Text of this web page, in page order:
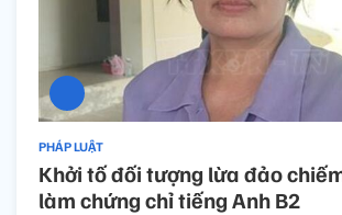
PHÁP LUẬT
Khởi tố đối tượng lừa đảo
làm chứng chỉ tiếng Anh B2